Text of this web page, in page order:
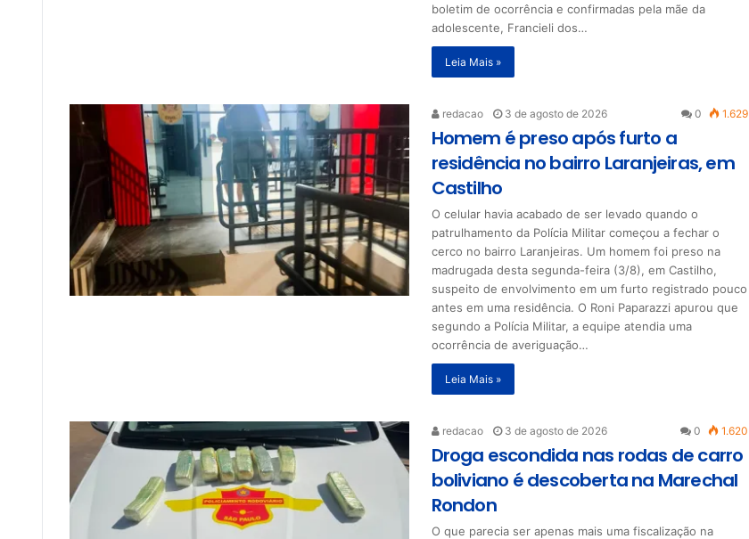
boletim de ocorrência e confirmadas pela mãe da
adolescente, Francieli dos…
Leia Mais »
redacao 3 de agosto de 2026 0 1.629
Homem é preso após furto a
residência no bairro Laranjeiras, em
Castilho
O celular havia acabado de ser levado quando o
patrulhamento da Polícia Militar começou a fechar o
cerco no bairro Laranjeiras. Um homem foi preso na
madrugada desta segunda-feira (3/8), em Castilho,
suspeito de envolvimento em um furto registrado pouco
antes em uma residência. O Roni Paparazzi apurou que
segundo a Polícia Militar, a equipe atendia uma
ocorrência de averiguação…
Leia Mais »
redacao 3 de agosto de 2026 0 1.620
Droga escondida nas rodas de carro
boliviano é descoberta na Marechal
Rondon
O que parecia ser apenas mais uma fiscalização na